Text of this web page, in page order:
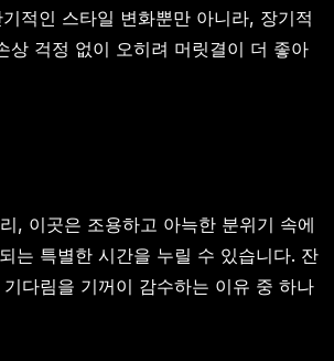
적인 스타일 변화뿐만 아니라, 장기적
상 걱정 없이 오히려 머릿결이 더 좋아
, 이곳은 조용하고 아늑한 분위기 속에
는 특별한 시간을 누릴 수 있습니다. 잔
다림을 기꺼이 감수하는 이유 중 하나